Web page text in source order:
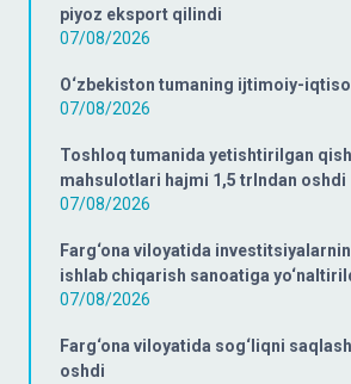
piyoz eksport qilindi
07/08/2026
O‘zbekiston tumaning ijtimoiy-
07/08/2026
Toshloq tumanida yetishtirilgan
mahsulotlari hajmi 1,5 trlndan oshdi
07/08/2026
Farg‘ona viloyatida
ishlab chiqarish sanoatiga
07/08/2026
Farg‘ona viloyatida sog‘liqni
oshdi